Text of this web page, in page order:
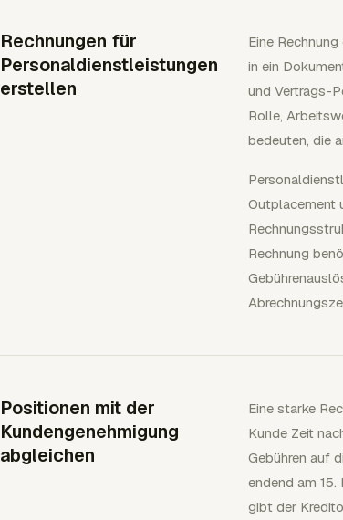
Rechnungen für
Personaldienstleistungen
erstellen
Eine
in ein
und Vertrags-
Rolle,
bedeuten, die
Outplacement
Rechnung
Positionen mit der
Kundengenehmigung
abgleichen
Eine starke
Kunde Zeit
Gebühren auf
endend am
gibt der